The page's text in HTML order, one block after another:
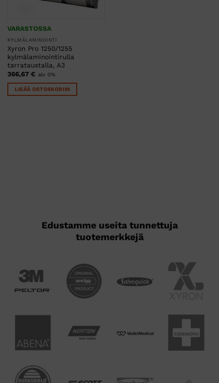
VARASTOSSA
KYLMÄLAMINOINTI
Xyron Pro 1250/1255
kylmälaminointirulla
tarrataustalla, A3
366,67 € alv 0%
LISÄÄ OSTOSKORIIN
Edustamme useita tunnettuja
tuotemerkkejä